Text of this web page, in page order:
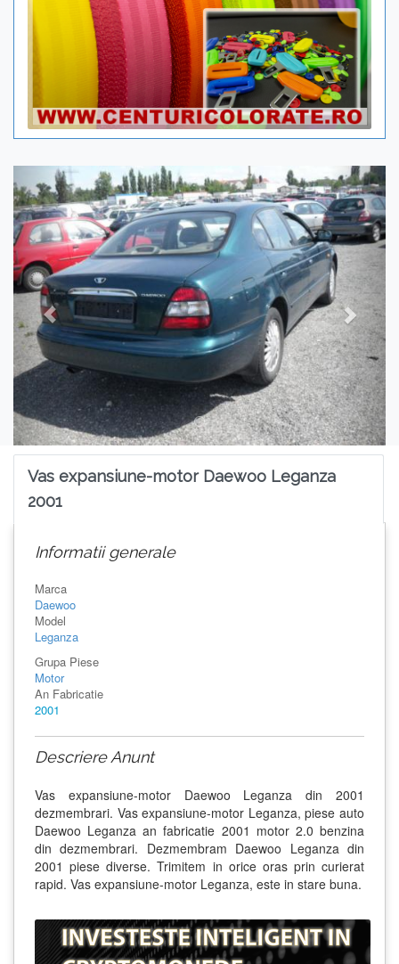
Previous Next
Vas expansiune-motor Daewoo Leganza
2001
Informatii generale
Marca
Daewoo
Model
Leganza
Grupa Piese
Motor
An Fabricatie
2001
Descriere Anunt
Vas expansiune-motor Daewoo Leganza din 2001
dezmembrari. Vas expansiune-motor Leganza, piese auto
Daewoo Leganza an fabricatie 2001 motor 2.0 benzina
din dezmembrari. Dezmembram Daewoo Leganza din
2001 piese diverse. Trimitem in orice oras prin curierat
rapid. Vas expansiune-motor Leganza, este in stare buna.